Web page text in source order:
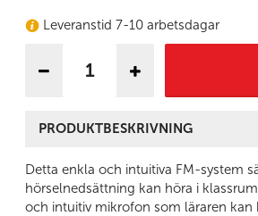
Leveranstid 7-10 arbetsdagar
PRODUKTBESKRIVNING
Detta enkla och intuitiva FM-system
hörselnedsättning kan höra i
och intuitiv mikrofon som läraren